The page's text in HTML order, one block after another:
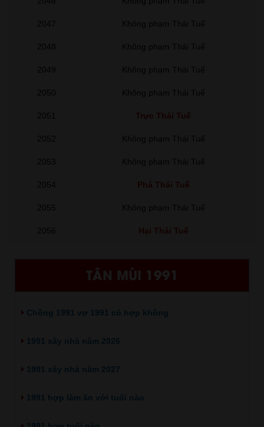
2047 Không phạm Thái Tuế
2048 Không phạm Thái Tuế
2049 Không phạm Thái Tuế
2050 Không phạm Thái Tuế
2051 Trực Thái Tuế
2052 Không phạm Thái Tuế
2053 Không phạm Thái Tuế
2054 Phá Thái Tuế
2055 Không phạm Thái Tuế
2056 Hại Thái Tuế
TÂN MÙI 1991
Chồng 1991 vợ 1991 có hợp không
1991 xây nhà năm 2026
1991 xây nhà năm 2027
1991 hợp làm ăn với tuổi nào